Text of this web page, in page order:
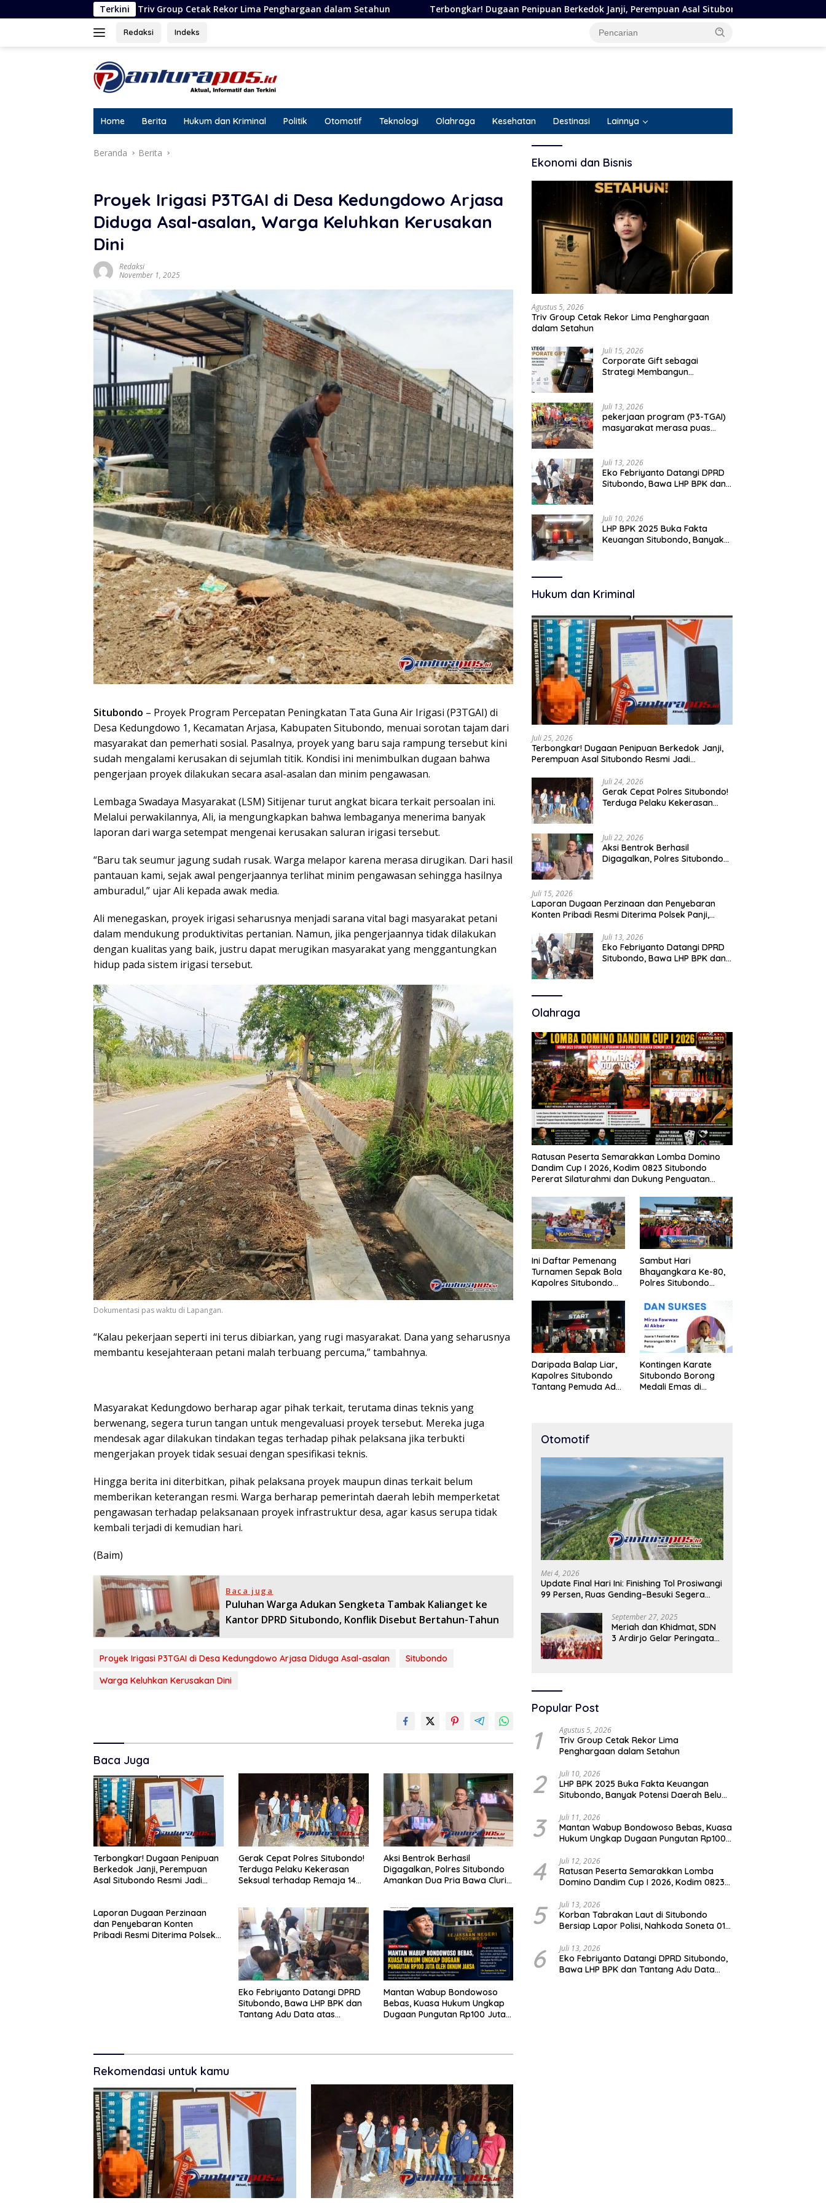
ke
Terkini
Group Cetak Rekor Lima Penghargaan dalam Setahun Terbongkar! Dugaan Penipuan Berkedok Janji, Perempuan Asal Situbondo Resmi Jadi Tersangka dan Ditahan Polisi
Redaksi Indeks
Home Berita Hukum dan Kriminal Politik Otomotif Teknologi Olahraga Kesehatan Destinasi Lainnya
Beranda Berita
Proyek Irigasi P3TGAI di Desa Kedungdowo Arjasa
Diduga Asal-asalan, Warga Keluhkan Kerusakan
Dini
Redaksi
November 1, 2025
Situbondo – Proyek Program Percepatan Peningkatan Tata Guna Air Irigasi (P3TGAI) di
Desa Kedungdowo 1, Kecamatan Arjasa, Kabupaten Situbondo, menuai sorotan tajam dari
masyarakat dan pemerhati sosial. Pasalnya, proyek yang baru saja rampung tersebut kini
sudah mengalami kerusakan di sejumlah titik. Kondisi ini menimbulkan dugaan bahwa
pengerjaan proyek dilakukan secara asal-asalan dan minim pengawasan.
Lembaga Swadaya Masyarakat (LSM) Sitijenar turut angkat bicara terkait persoalan ini.
Melalui perwakilannya, Ali, ia mengungkapkan bahwa lembaganya menerima banyak
laporan dari warga setempat mengenai kerusakan saluran irigasi tersebut.
“Baru tak seumur jagung sudah rusak. Warga melapor karena merasa dirugikan. Dari hasil
pantauan kami, sejak awal pengerjaannya terlihat minim pengawasan sehingga hasilnya
amburadul,” ujar Ali kepada awak media.
Ali menegaskan, proyek irigasi seharusnya menjadi sarana vital bagi masyarakat petani
dalam mendukung produktivitas pertanian. Namun, jika pengerjaannya tidak dilakukan
dengan kualitas yang baik, justru dapat merugikan masyarakat yang menggantungkan
hidup pada sistem irigasi tersebut.
Dokumentasi pas waktu di Lapangan.
“Kalau pekerjaan seperti ini terus dibiarkan, yang rugi masyarakat. Dana yang seharusnya
membantu kesejahteraan petani malah terbuang percuma,” tambahnya.
Masyarakat Kedungdowo berharap agar pihak terkait, terutama dinas teknis yang
berwenang, segera turun tangan untuk mengevaluasi proyek tersebut. Mereka juga
mendesak agar dilakukan tindakan tegas terhadap pihak pelaksana jika terbukti
mengerjakan proyek tidak sesuai dengan spesifikasi teknis.
Hingga berita ini diterbitkan, pihak pelaksana proyek maupun dinas terkait belum
memberikan keterangan resmi. Warga berharap pemerintah daerah lebih memperketat
pengawasan terhadap pelaksanaan proyek infrastruktur desa, agar kasus serupa tidak
kembali terjadi di kemudian hari.
(Baim)
Baca juga
Puluhan Warga Adukan Sengketa Tambak Kalianget ke
Kantor DPRD Situbondo, Konflik Disebut Bertahun-Tahun
Proyek Irigasi P3TGAI di Desa Kedungdowo Arjasa Diduga Asal-asalan
Situbondo
Warga Keluhkan Kerusakan Dini
Baca Juga
Terbongkar! Dugaan Penipuan
Berkedok Janji, Perempuan
Asal Situbondo Resmi Jadi
Gerak Cepat Polres Situbondo!
Terduga Pelaku Kekerasan
Seksual terhadap Remaja 14
Aksi Bentrok Berhasil
Digagalkan, Polres Situbondo
Amankan Dua Pria Bawa Clurit
Laporan Dugaan Perzinaan
dan Penyebaran Konten
Pribadi Resmi Diterima Polsek
Eko Febriyanto Datangi DPRD
Situbondo, Bawa LHP BPK dan
Tantang Adu Data atas
Mantan Wabup Bondowoso
Bebas, Kuasa Hukum Ungkap
Dugaan Pungutan Rp100 Juta
Rekomendasi untuk kamu
Ekonomi dan Bisnis
Agustus 5, 2026
Triv Group Cetak Rekor Lima Penghargaan
dalam Setahun
Juli 15, 2026
Corporate Gift sebagai
Strategi Membangun
Juli 13, 2026
pekerjaan program (P3-TGAI)
masyarakat merasa puas
Juli 13, 2026
Eko Febriyanto Datangi DPRD
Situbondo, Bawa LHP BPK dan
Juli 10, 2026
LHP BPK 2025 Buka Fakta
Keuangan Situbondo, Banyak
Hukum dan Kriminal
Juli 25, 2026
Terbongkar! Dugaan Penipuan Berkedok Janji,
Perempuan Asal Situbondo Resmi Jadi
Juli 24, 2026
Gerak Cepat Polres Situbondo!
Terduga Pelaku Kekerasan
Juli 22, 2026
Aksi Bentrok Berhasil
Digagalkan, Polres Situbondo
Juli 15, 2026
Laporan Dugaan Perzinaan dan Penyebaran
Konten Pribadi Resmi Diterima Polsek Panji,
Juli 13, 2026
Eko Febriyanto Datangi DPRD
Situbondo, Bawa LHP BPK dan
Olahraga
Ratusan Peserta Semarakkan Lomba Domino
Dandim Cup I 2026, Kodim 0823 Situbondo
Pererat Silaturahmi dan Dukung Penguatan
Ini Daftar Pemenang
Turnamen Sepak Bola
Kapolres Situbondo
Kelompok Umur 10
Tahun
Sambut Hari
Bhayangkara Ke-80,
Polres Situbondo
Sepak Bola Kapolres
Cup 2026
Daripada Balap Liar,
Kapolres Situbondo
Tantang Pemuda Adu
Kontingen Karate
Situbondo Borong
Medali Emas di
Otomotif
Mei 4, 2026
Update Final Hari Ini: Finishing Tol Prosiwangi
99 Persen, Ruas Gending–Besuki Segera
September 27, 2025
Meriah dan Khidmat, SDN
3 Ardirjo Gelar Peringatan
Popular Post
1 Agustus 5, 2026
Triv Group Cetak Rekor Lima
Penghargaan dalam Setahun
2 Juli 10, 2026
LHP BPK 2025 Buka Fakta Keuangan
Situbondo, Banyak Potensi Daerah Belum
3 Juli 11, 2026
Mantan Wabup Bondowoso Bebas, Kuasa
Hukum Ungkap Dugaan Pungutan Rp100
4 Juli 12, 2026
Ratusan Peserta Semarakkan Lomba
Domino Dandim Cup I 2026, Kodim 0823
Dukung Penguatan Ekonomi Desa
5 Juli 13, 2026
Korban Tabrakan Laut di Situbondo
Bersiap Lapor Polisi, Nahkoda Soneta 01
Rusak
6 Juli 13, 2026
Eko Febriyanto Datangi DPRD Situbondo,
Bawa LHP BPK dan Tantang Adu Data